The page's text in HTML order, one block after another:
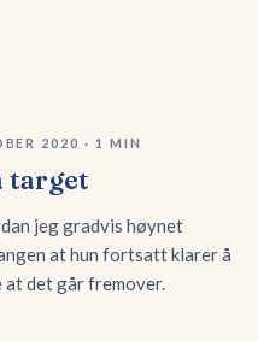
2020 ·1 MIN
target
jeg gradvis høynet
at hun fortsatt klarer å
at det går fremover.